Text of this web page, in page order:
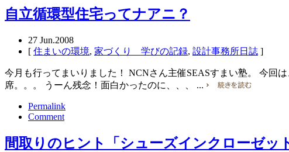
自立循環型住宅ってナアニ？
27 Jun.2008
[ 住まいの環境, 家づくり 学びの記録, 設計事務所日誌 ]
今月も行ってまいりました！ NCNさん主催SEASすまい塾。 今回
席。。。 うーん残念！面白かったのに、、、 ...
Permalink
Comment
間取りのヒント「シューズインクローゼッ